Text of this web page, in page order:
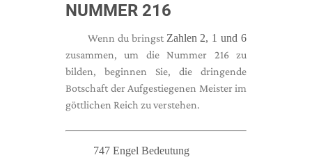
NUMMER 216
Wenn du bringst Zahlen 2, 1 und 6
zusammen, um die Nummer 216 zu
bilden, beginnen Sie, die dringende
Botschaft der Aufgestiegenen Meister im
göttlichen Reich zu verstehen.
747 Engel Bedeutung